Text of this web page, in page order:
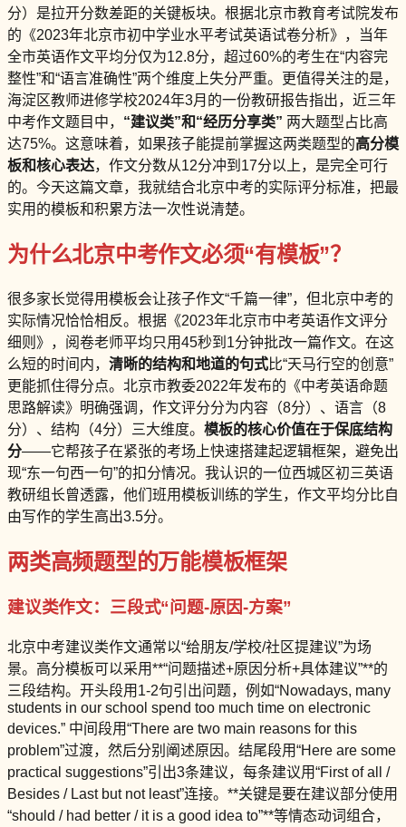
分）是拉开分数差距的关键板块。根据北京市教育考试院发布
的《2023年北京市初中学业水平考试英语试卷分析》，当年
全市英语作文平均分仅为12.8分，超过60%的考生在“内容完
整性”和“语言准确性”两个维度上失分严重。更值得关注的是，
海淀区教师进修学校2024年3月的一份教研报告指出，近三年
中考作文题目中， “建议类”和“经历分享类” 两大题型占比高
达75%。这意味着，如果孩子能提前掌握这两类题型的高分模
板和核心表达，作文分数从12分冲到17分以上，是完全可行
的。今天这篇文章，我就结合北京中考的实际评分标准，把最
实用的模板和积累方法一次性说清楚。
为什么北京中考作文必须“有模板”？
很多家长觉得用模板会让孩子作文“千篇一律”，但北京中考的
实际情况恰恰相反。根据《2023年北京市中考英语作文评分
细则》，阅卷老师平均只用45秒到1分钟批改一篇作文。在这
么短的时间内， 清晰的结构和地道的句式比“天马行空的创意”
更能抓住得分点。北京市教委2022年发布的《中考英语命题
思路解读》明确强调，作文评分分为内容（8分）、语言（8
分）、结构（4分）三大维度。 模板的核心价值在于保底结构
分——它帮孩子在紧张的考场上快速搭建起逻辑框架，避免出
现“东一句西一句”的扣分情况。我认识的一位西城区初三英语
教研组长曾透露，他们班用模板训练的学生，作文平均分比自
由写作的学生高出3.5分。
两类高频题型的万能模板框架
建议类作文：三段式“问题-原因-方案”
北京中考建议类作文通常以“给朋友/学校/社区提建议”为场
景。高分模板可以采用**“问题描述+原因分析+具体建议”**的
三段结构。开头段用1-2句引出问题，例如“Nowadays, many
students in our school spend too much time on electronic
devices.” 中间段用“There are two main reasons for this
problem”过渡，然后分别阐述原因。结尾段用“Here are some
practical suggestions”引出3条建议，每条建议用“First of all /
Besides / Last but not least”连接。**关键是要在建议部分使用
“should / had better / it is a good idea to”**等情态动词组合，